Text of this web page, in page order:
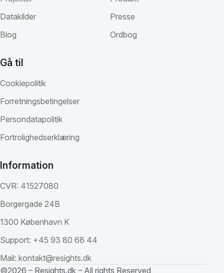
Datakilder
Blog
Presse
Ordbog
Gå til
Cookiepolitik
Forretningsbetingelser
Persondatapolitik
Fortrolighedserklæring
Information
CVR: 41527080
Borgergade 24B
1300 København K
Support: +45 93 80 68 44
Mail: kontakt@resights.dk
©2026 – Resights.dk – All rights Reserved